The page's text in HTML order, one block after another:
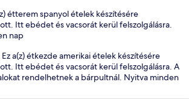
étterem spanyol ételek készítésére
Itt ebédet és vacsorát kerül felszolgálásra.
nap
a(z) étkezde amerikai ételek készítésére
Itt ebédet és vacsorát kerül felszolgálásra. A
rendelhetnek a bárpultnál. Nyitva minden